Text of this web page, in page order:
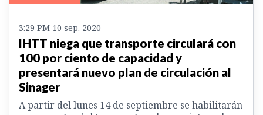
3:29 PM 10 sep. 2020
IHTT niega que transporte circulará con
100 por ciento de capacidad y
presentará nuevo plan de circulación al
Sinager
A partir del lunes 14 de septiembre se habilitarán